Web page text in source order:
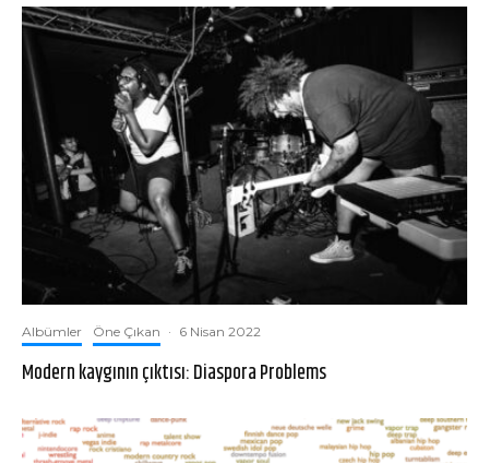
Albümler Öne Çıkan · 6 Nisan 2022
Modern kaygının çıktısı: Diaspora Problems